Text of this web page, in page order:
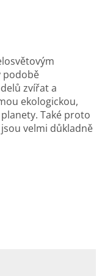
podobě
zvířat a
ekologickou,
Také proto
velmi důkladně